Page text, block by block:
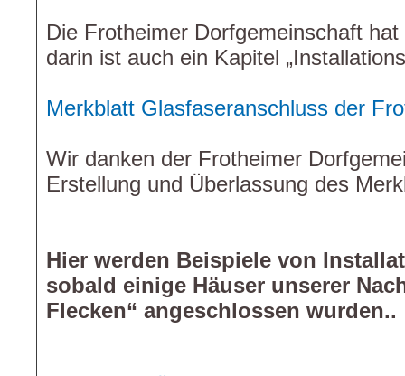
Die Frotheimer Dorfgemeinschaft
darin ist auch ein Kapitel
Merkblatt Glasfaseranschluss der
Wir danken der Frotheimer
Erstellung und Überlassung des
Hier werden Beispiele von
sobald einige Häuser unserer
Flecken“ angeschlossen wurden..